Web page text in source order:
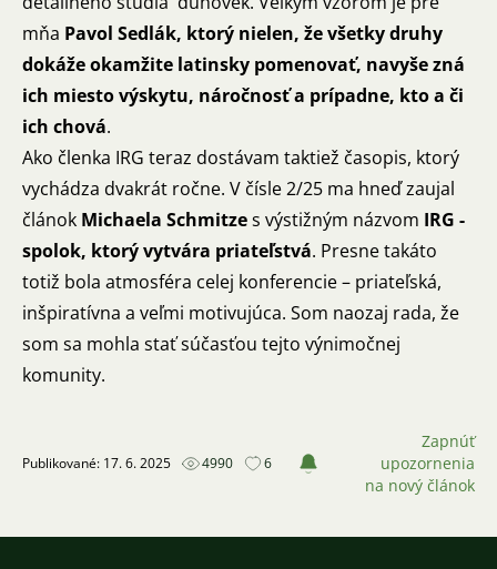
mňa Pavol Sedlák, ktorý nielen, že všetky druhy
dokáže okamžite latinsky pomenovať, navyše zná
ich miesto výskytu, náročnosť a prípadne, kto a či
ich chová.
Ako členka IRG teraz dostávam taktiež časopis, ktorý
vychádza dvakrát ročne. V čísle 2/25 ma hneď zaujal
článok Michaela Schmitzes výstižným názvom IRG -
spolok, ktorý vytvára priateľstvá. Presne takáto
totiž bola atmosféra celej konferencie – priateľská,
inšpiratívna a veľmi motivujúca. Som naozaj rada, že
som sa mohla stať súčasťou tejto výnimočnej
komunity.
Publikované: 17. 6. 2025 4990 6
Zapnúť
upozornenia
na nový článok